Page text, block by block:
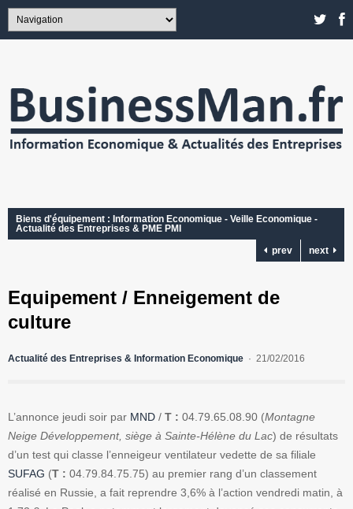
Biens d'équipement : Information Economique - Veille Economique -
Actualité des Entreprises & PME PMI
prev
next
Equipement / Enneigement de
culture
Actualité des Entreprises & Information Economique 21/02/2016
L’annonce jeudi soir par MND / T : 04.79.65.08.90 (Montagne
Neige Développement, siège à Sainte-Hélène du Lac) de résultats
d’un test qui classe l’enneigeur ventilateur vedette de sa filiale
SUFAG (T : 04.79.84.75.75) au premier rang d’un classement
réalisé en Russie, a fait reprendre 3,6% à l’action vendredi matin, à